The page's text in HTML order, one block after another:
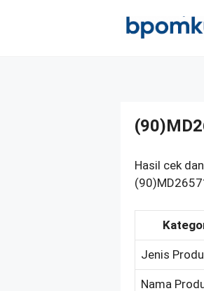
Hasil cek
Jenis
Nama